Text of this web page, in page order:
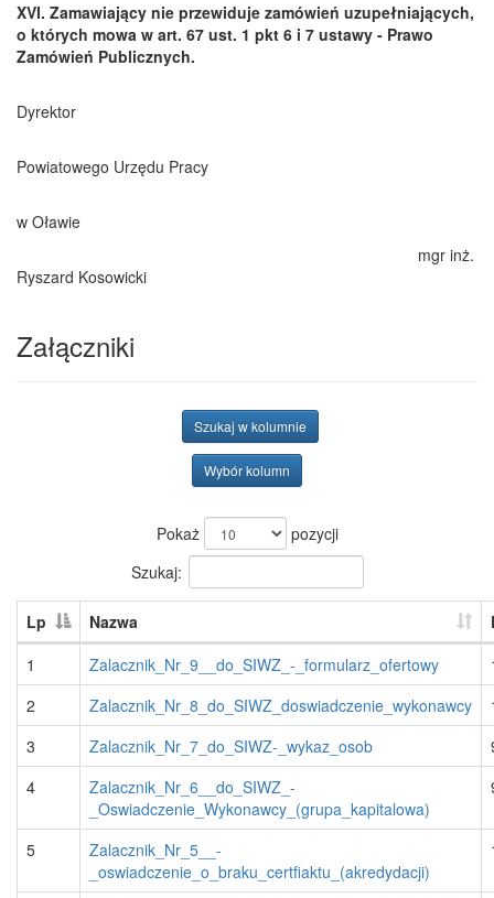
XVI. Zamawiający nie przewiduje zamówień uzupełniających,
o których mowa w art. 67 ust. 1 pkt 6 i 7 ustawy - Prawo
Zamówień Publicznych.
Dyrektor
Powiatowego Urzędu Pracy
w Oławie
mgr inż.
Ryszard Kosowicki
Załączniki
Szukaj w kolumnie
Wybór kolumn
Pokaż
pozycji
Szukaj:
Lp Nazwa
1
Zalacznik_Nr_9__do_SIWZ_-_formularz_ofertowy
2
Zalacznik_Nr_8_do_SIWZ_doswiadczenie_wykonawcy
3
Zalacznik_Nr_7_do_SIWZ-_wykaz_osob
4
Zalacznik_Nr_6__do_SIWZ_-
_Oswiadczenie_Wykonawcy_(grupa_kapitalowa)
5
Zalacznik_Nr_5__-
_oswiadczenie_o_braku_certfiaktu_(akredydacji)